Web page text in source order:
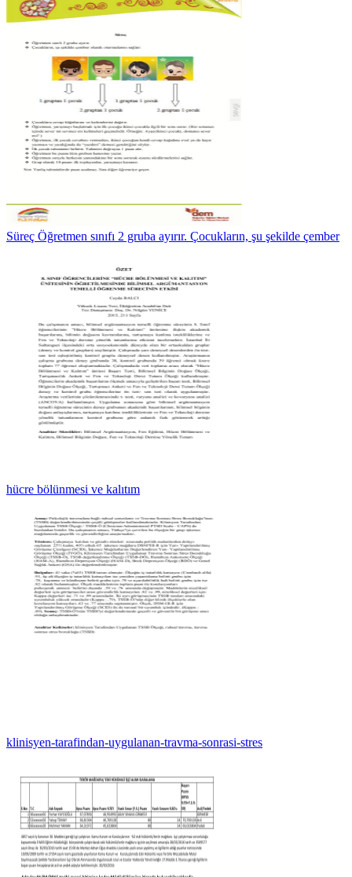
Süreç Öğretmen sınıfı 2 gruba ayırır. Çocukların, şu şekilde çember
hücre bölünmesi ve kalıtım
klinisyen-tarafindan-uygulanan-travma-sonrasi-stres